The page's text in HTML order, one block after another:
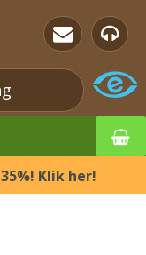
35%! Klik her!